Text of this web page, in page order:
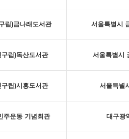
립)금나래도서관 서울특별시
구립)독산도서관 서울특별시
구립)시흥도서관 서울특별
주운동 기념회관 대구광